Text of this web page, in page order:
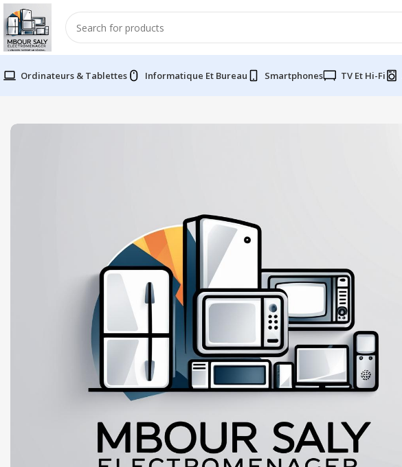
Ordinateurs & Tablettes Informatique Et Bureau Smartphones TV Et Hi-Fi